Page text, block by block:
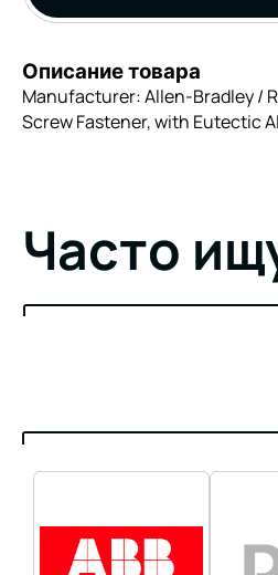
Описание товара
Manufacturer: Allen-Bradley /
Screw Fastener, with Eutectic
Часто